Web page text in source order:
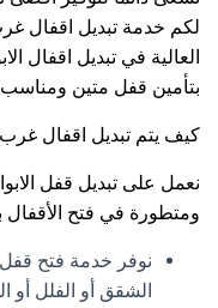
لكم خدمة تبديل اقفال
العالية في تبديل اقفال
بتأمين قفل متين ومناسب
كيف يتم تبديل اقفال
نعمل على تبديل قفل
ومتطورة في فتح الأقفال
نوفر خدمة فتح
الشقق أو الفلل أو